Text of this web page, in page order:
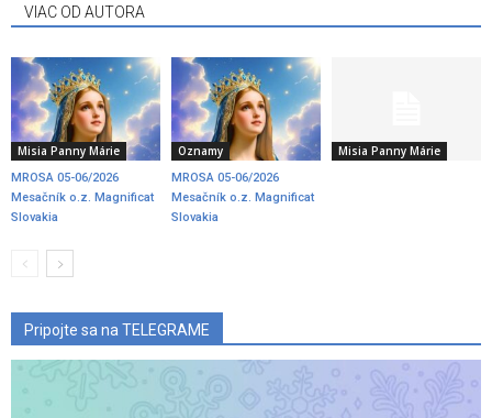
VIAC OD AUTORA
Misia Panny Márie
MROSA 05-06/2026
Mesačník o.z. Magnificat
Slovakia
Oznamy
MROSA 05-06/2026
Mesačník o.z. Magnificat
Slovakia
Misia Panny Márie
Pripojte sa na TELEGRAME